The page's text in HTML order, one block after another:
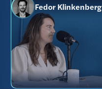
Fedor Klinkenberg